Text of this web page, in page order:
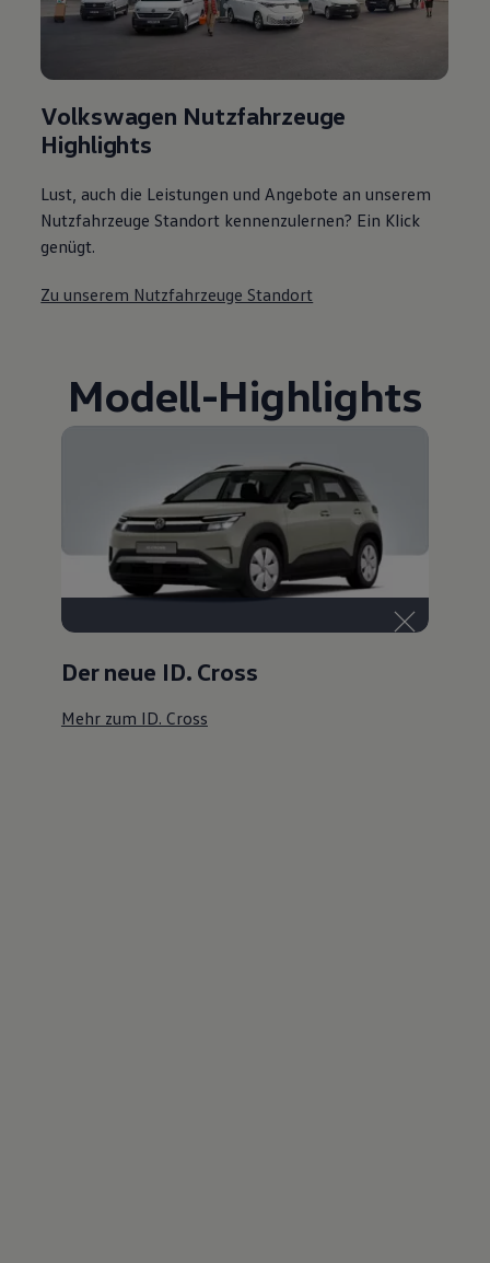
Volkswagen Nutzfahrzeuge
Highlights
Lust, auch die Leistungen und Angebote an unserem
Nutzfahrzeuge Standort kennenzulernen? Ein Klick
genügt.
Zu unserem Nutzfahrzeuge Standort
Modell-Highlights
Der neue ID. Cross
Mehr zum ID. Cross